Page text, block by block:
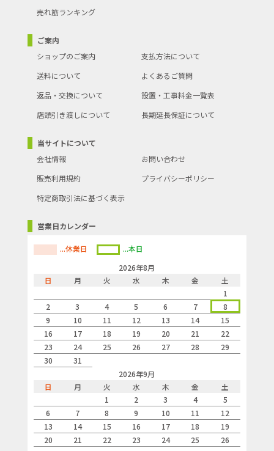
売れ筋ランキング
ご案内
ショップのご案内
支払方法について
送料について
よくあるご質問
返品・交換について
設置・工事料金一覧表
店頭引き渡しについて
長期延長保証について
当サイトについて
会社情報
お問い合わせ
販売利用規約
プライバシーポリシー
特定商取引法に基づく表示
営業日カレンダー
...休業日
...本日
2026年8月
日
月 火 水 木 金
土
1
2
3 4 5 6 7
8
9
10 11 12 13 14
15
16
17 18 19 20 21
22
23
24 25 26 27 28
29
30
31
2026年9月
日
月 火 水 木 金
土
1
2 3 4
5
6
7 8 9 10 11
12
13
14 15 16 17 18
19
20
21 22 23 24 25
26